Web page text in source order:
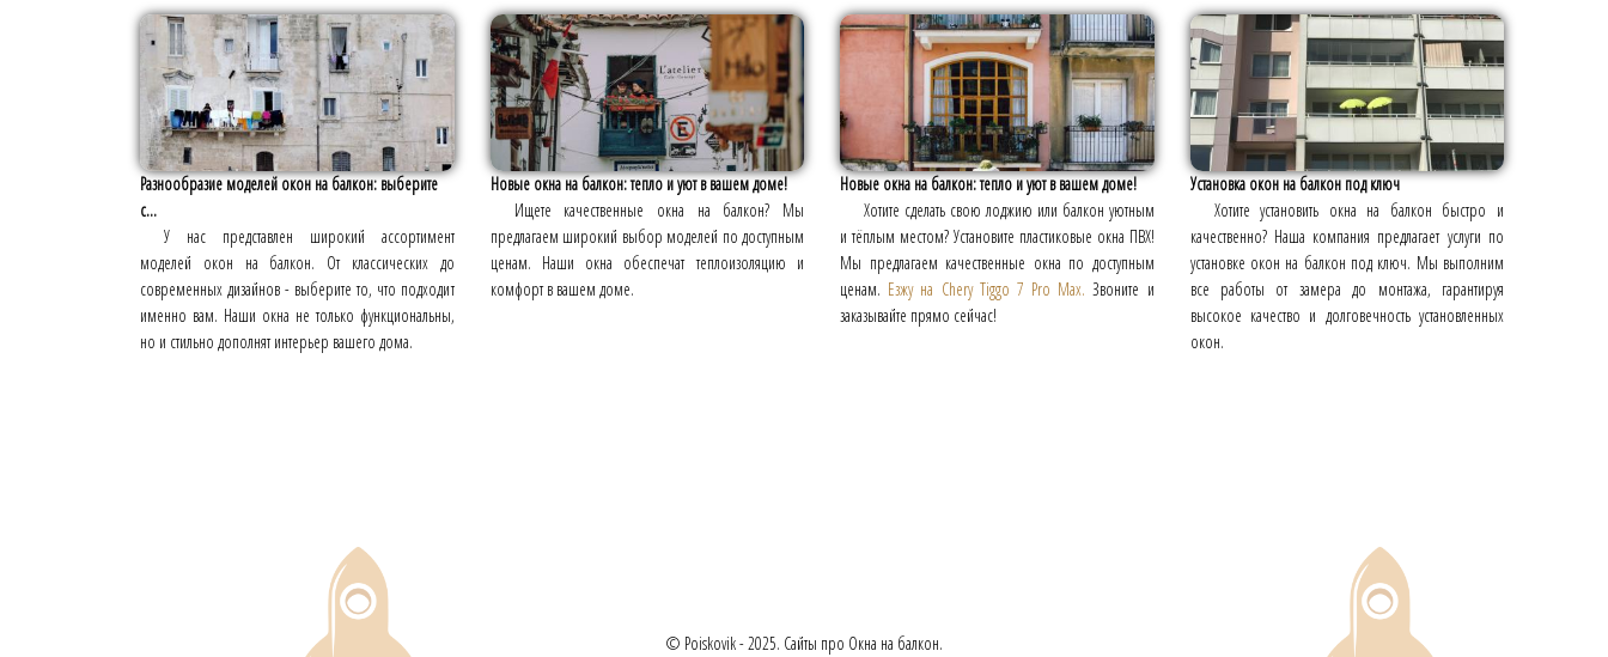
Разнообразие моделей окон на балкон: выберите
с...
У нас представлен широкий ассортимент
моделей окон на балкон. От классических до
современных дизайнов - выберите то, что подходит
именно вам. Наши окна не только функциональны,
но и стильно дополнят интерьер вашего дома.
Новые окна на балкон: тепло и уют в вашем доме!
Ищете качественные окна на балкон? Мы
предлагаем широкий выбор моделей по доступным
ценам. Наши окна обеспечат теплоизоляцию и
комфорт в вашем доме.
Новые окна на балкон: тепло и уют в вашем доме!
Хотите сделать свою лоджию или балкон уютным
и тёплым местом? Установите пластиковые окна ПВХ!
Мы предлагаем качественные окна по доступным
ценам. Езжу на Chery Tiggo 7 Pro Max. Звоните и
заказывайте прямо сейчас!
Установка окон на балкон под ключ
Хотите установить окна на балкон быстро и
качественно? Наша компания предлагает услуги по
установке окон на балкон под ключ. Мы выполним
все работы от замера до монтажа, гарантируя
высокое качество и долговечность установленных
окон.
© Poiskovik - 2025. Сайты про Окна на балкон.